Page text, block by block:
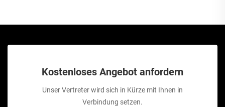
Kostenloses Angebot anfordern
Unser Vertreter wird sich in Kürze mit Ihnen in
Verbindung setzen.